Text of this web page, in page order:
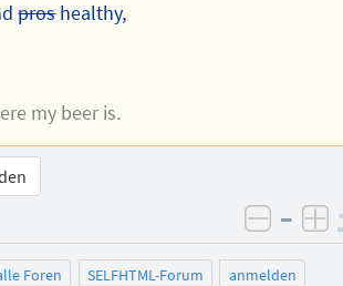
proshealthy,
my beer is.
–
Foren SELFHTML-Forum
anmelden